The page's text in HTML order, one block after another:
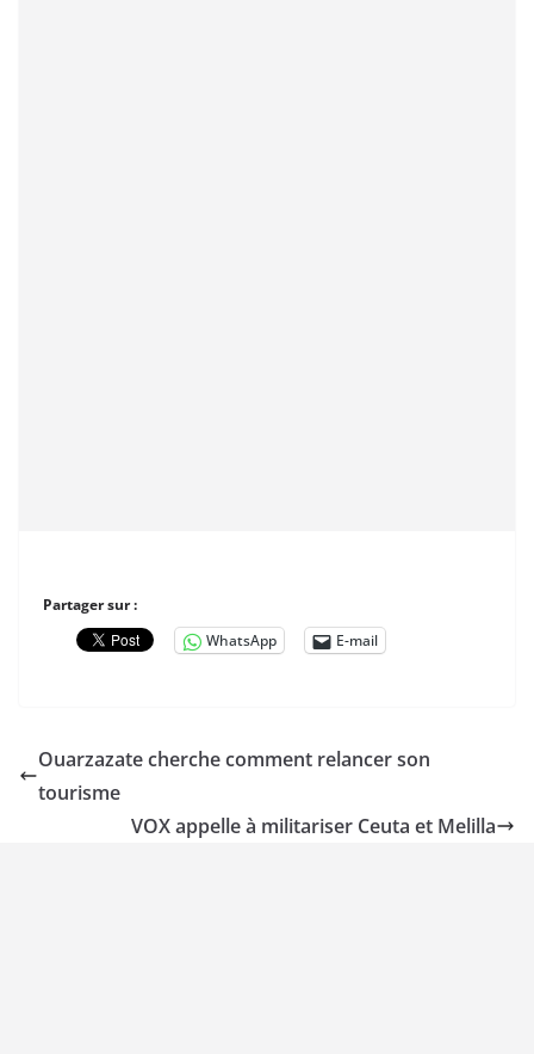
Partager sur :
WhatsApp
E-mail
Ouarzazate cherche comment relancer son
tourisme
VOX appelle à militariser Ceuta et Melilla